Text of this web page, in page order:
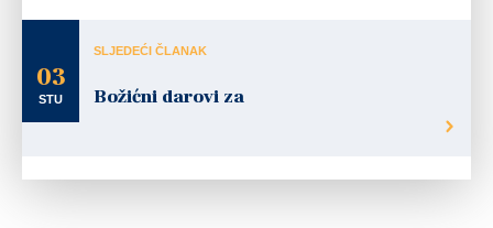
03
STU
SLJEDEĆI ČLANAK
Božićni darovi za